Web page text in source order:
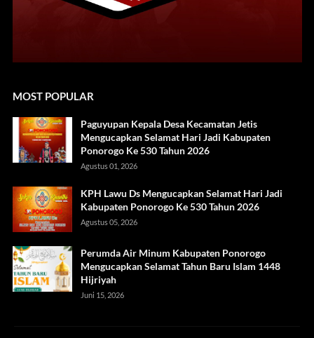
MOST POPULAR
Paguyupan Kepala Desa Kecamatan Jetis
Mengucapkan Selamat Hari Jadi Kabupaten
Ponorogo Ke 530 Tahun 2026
Agustus 01, 2026
KPH Lawu Ds Mengucapkan Selamat Hari Jadi
Kabupaten Ponorogo Ke 530 Tahun 2026
Agustus 05, 2026
Perumda Air Minum Kabupaten Ponorogo
Mengucapkan Selamat Tahun Baru Islam 1448
Hijriyah
Juni 15, 2026